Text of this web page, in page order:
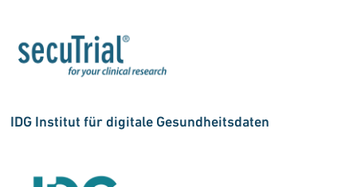
IDG Institut für digitale Gesundheitsdaten